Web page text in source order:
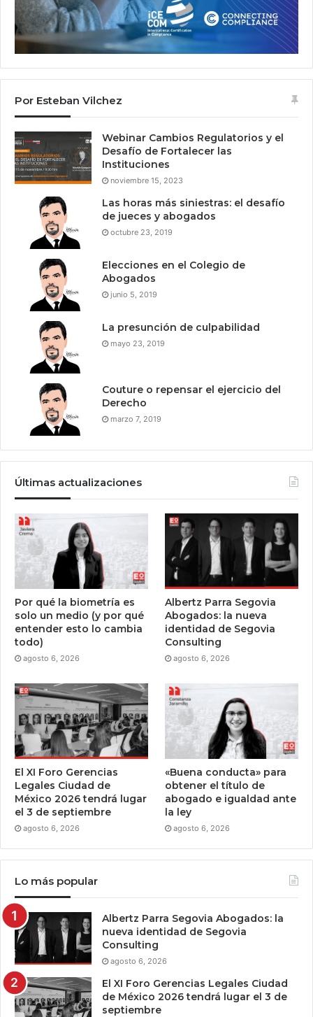
Por Esteban Vilchez
Webinar Cambios Regulatorios y el
Desafío de Fortalecer las
Instituciones
noviembre 15, 2023
Las horas más siniestras: el desafío
de jueces y abogados
octubre 23, 2019
Elecciones en el Colegio de
Abogados
junio 5, 2019
La presunción de culpabilidad
mayo 23, 2019
Couture o repensar el ejercicio del
Derecho
marzo 7, 2019
Últimas actualizaciones
Por qué la biometría es
solo un medio (y por qué
entender esto lo cambia
todo)
agosto 6, 2026
Albertz Parra Segovia
Abogados: la nueva
identidad de Segovia
Consulting
agosto 6, 2026
El XI Foro Gerencias
Legales Ciudad de
México 2026 tendrá lugar
el 3 de septiembre
agosto 6, 2026
«Buena conducta» para
obtener el título de
abogado e igualdad ante
la ley
agosto 6, 2026
Lo más popular
Albertz Parra Segovia Abogados: la
nueva identidad de Segovia
Consulting
agosto 6, 2026
El XI Foro Gerencias Legales Ciudad
de México 2026 tendrá lugar el 3 de
septiembre